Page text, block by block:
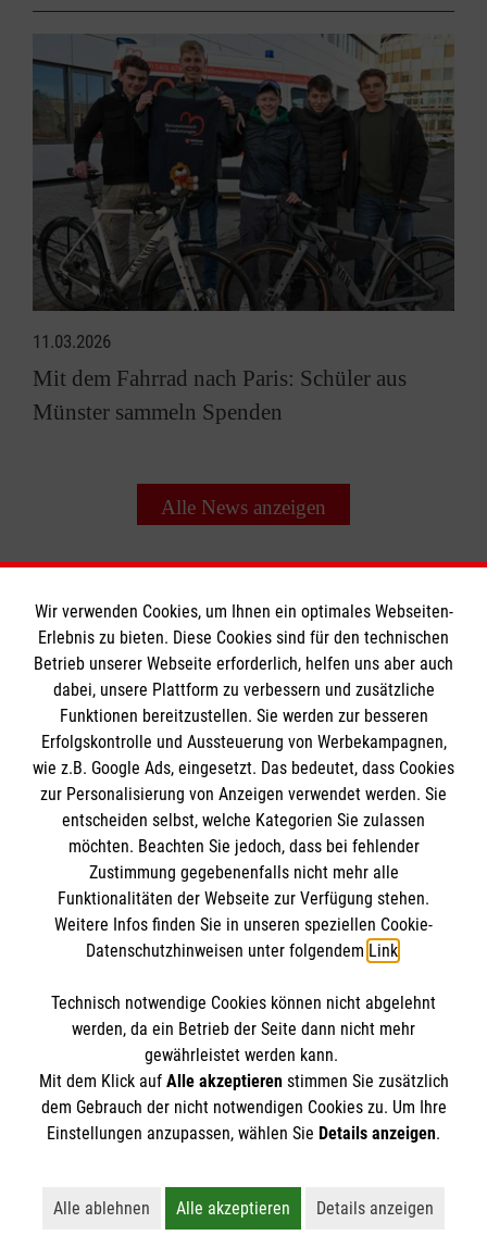
11.03.2026
Mit dem Fahrrad nach Paris: Schüler aus
Münster sammeln Spenden
Alle News anzeigen
Informationen
Impressum
Datenschutz
Kontakt
Die Malteser
Malteser in Deutschland
Malteserorden
Sharepoint
Spendenkonto
Bank: Pax-Bank
IBAN: DE60370601201201206290
BIC: GENODED1PA7
So finden Sie uns
Zum Lohr 29
46459 Rees
thomas.angenendt@malteser.org
Der Malteser Hilfsdienst e.V. ist als eingetragene
Gewerbesteuer befreit.
Wir verwenden Cookies, um Ihnen ein optimales Webseiten-
Erlebnis zu bieten. Diese Cookies sind für den technischen
Betrieb unserer Webseite erforderlich, helfen uns aber auch
dabei, unsere Plattform zu verbessern und zusätzliche
Funktionen bereitzustellen. Sie werden zur besseren
Erfolgskontrolle und Aussteuerung von Werbekampagnen,
wie z.B. Google Ads, eingesetzt. Das bedeutet, dass Cookies
zur Personalisierung von Anzeigen verwendet werden. Sie
entscheiden selbst, welche Kategorien Sie zulassen
möchten. Beachten Sie jedoch, dass bei fehlender
Zustimmung gegebenenfalls nicht mehr alle
Funktionalitäten der Webseite zur Verfügung stehen.
Weitere Infos finden Sie in unseren speziellen Cookie-
Datenschutzhinweisen unter folgendem Link.
Technisch notwendige Cookies können nicht abgelehnt
werden, da ein Betrieb der Seite dann nicht mehr
gewährleistet werden kann.
Mit dem Klick auf Alle akzeptierenstimmen Sie zusätzlich
dem Gebrauch der nicht notwendigen Cookies zu. Um Ihre
Einstellungen anzupassen, wählen Sie Details anzeigen.
Alle ablehnen
Lehnt alle nicht-essentiellen Cookies ab
Alle akzeptieren
Akzeptiert alle Cookies
Details anzeigen